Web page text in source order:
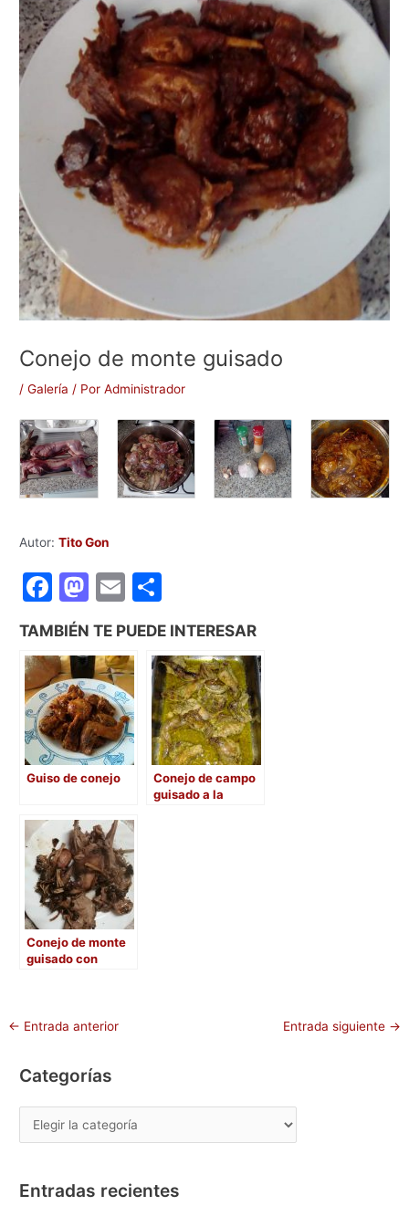
Conejo de monte guisado
/Galería / PorAdministrador
Autor:Tito Gon
F
a
c
e
b
o
o
k
M
a
st
o
d
o
n
E
m
ai
l
o
m
p
ar
tir
TAMBIÉN TE PUEDE INTERESAR
Guiso de conejo
Conejo de campo
guisado a la
Conejo de monte
guisado con
← Entrada anterior Entrada siguiente →
Categorías
Entradas recientes